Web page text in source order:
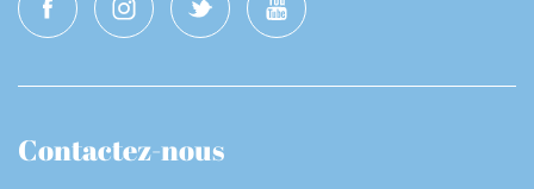
Contactez-nous